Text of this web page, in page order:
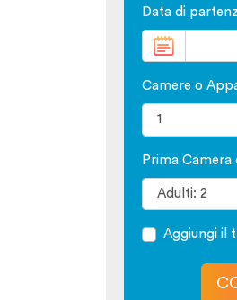
Data di
Camere o
Prima
Aggiungi il